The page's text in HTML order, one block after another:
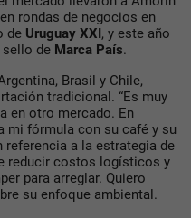
rondas de negocios en
de Uruguay XXI, y este año
de Marca País.
Brasil y Chile,
tradicional. “Es muy
en otro mercado. En
mi fórmula con su café y su
referencia a la estrategia de
reducir costos logísticos y
para arreglar. Quiero
su enfoque ambiental.